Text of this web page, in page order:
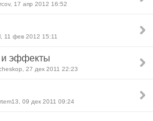
17 апр 2012 16:52
11 фев 2012 15:11
эффекты
27 дек 2011 22:23
09 дек 2011 09:24